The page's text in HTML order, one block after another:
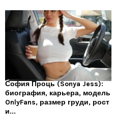
София Проць (Sonya Jess):
биография, карьера, модель
OnlyFans, размер груди, рост
и...